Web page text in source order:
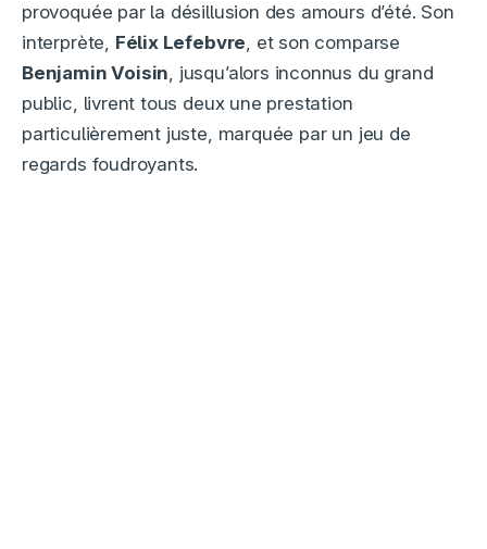
provoquée par la désillusion des amours d’été. Son
interprète, Félix Lefebvre, et son comparse
Benjamin Voisin, jusqu’alors inconnus du grand
public, livrent tous deux une prestation
particulièrement juste, marquée par un jeu de
regards foudroyants.